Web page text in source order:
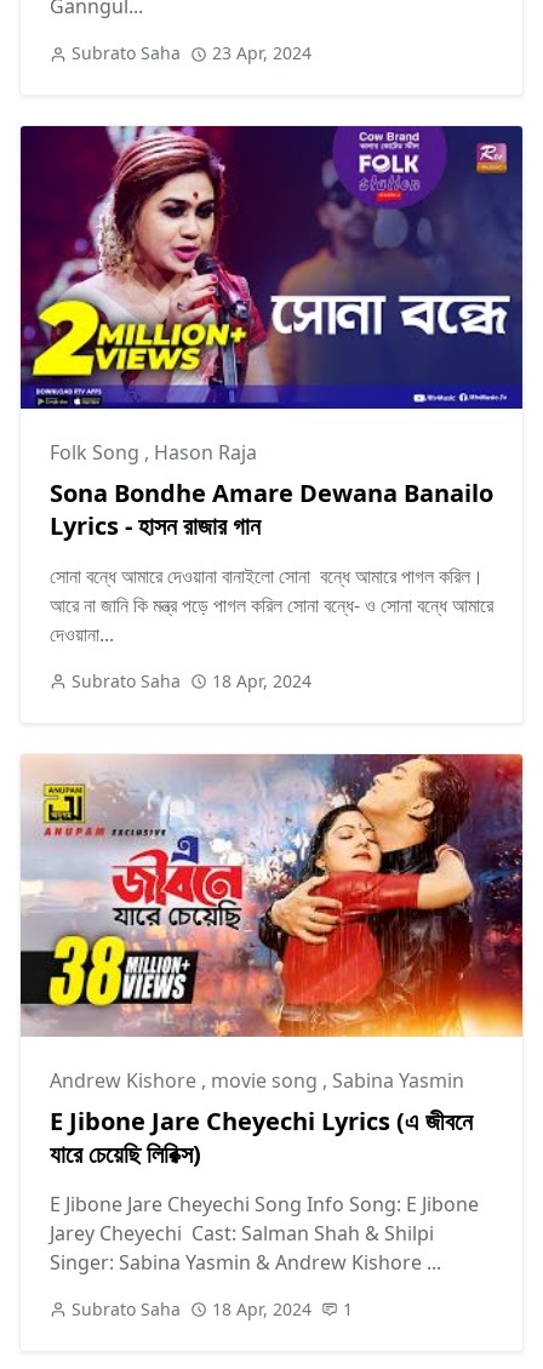
Ganngul...
Subrato Saha 23 Apr, 2024
Folk Song , Hason Raja
Sona Bondhe Amare Dewana Banailo
Lyrics - হাসন রাজার গান
সোনা বন্ধে আমারে দেওয়ানা বানাইলো সোনা বন্ধে আমারে পাগল করিল।
আরে না জানি কি মন্ত্র পড়ে পাগল করিল সোনা বন্ধে- ও সোনা বন্ধে আমারে
দেওয়ানা...
Subrato Saha 18 Apr, 2024
Andrew Kishore , movie song , ‍Sabina Yasmin
E Jibone Jare Cheyechi Lyrics (এ জীবনে
যারে চেয়েছি লিরিক্স)
E Jibone Jare Cheyechi Song Info Song: E Jibone
Jarey Cheyechi Cast: Salman Shah & Shilpi
Singer: Sabina Yasmin & Andrew Kishore ...
Subrato Saha 18 Apr, 2024 1